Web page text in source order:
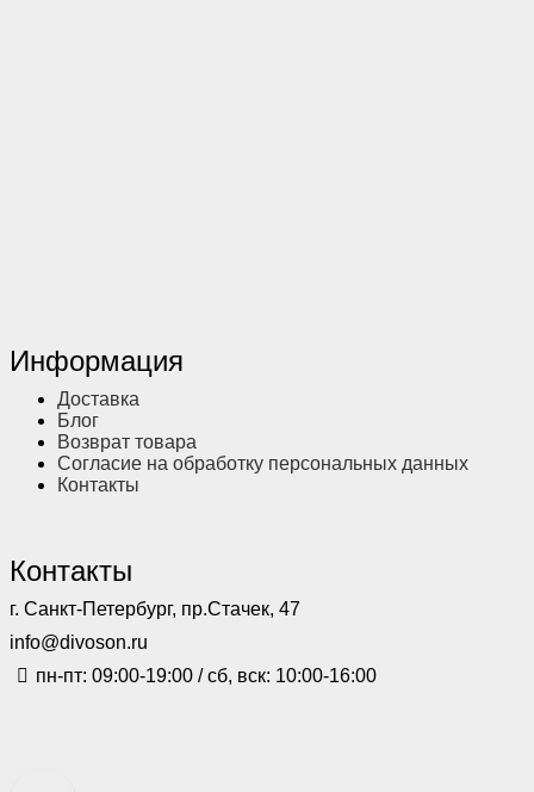
Информация
Доставка
Блог
Возврат товара
Согласие на обработку персональных данных
Контакты
Контакты
г. Санкт-Петербург, пр.Стачек, 47
info@divoson.ru
пн-пт: 09:00-19:00 / сб, вск: 10:00-16:00